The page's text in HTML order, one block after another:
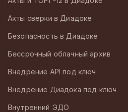
Акты сверки в Диадоке
Безопасность в Диадоке
Бессрочный облачный архив
Внедрение API под ключ
Внедрение Диадока под ключ
Внутренний ЭДО